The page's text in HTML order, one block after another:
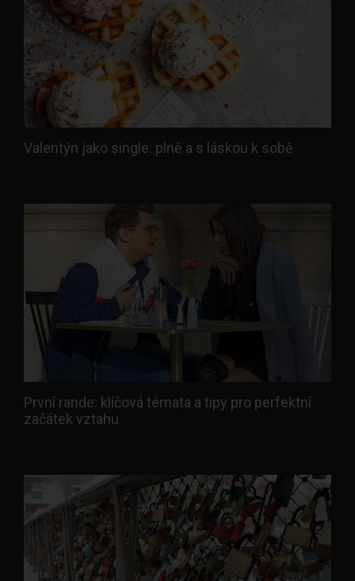
Valentýn jako single: plně a s láskou k sobě
První rande: klíčová témata a tipy pro perfektní
začátek vztahu